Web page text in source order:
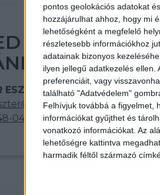
pontos geolokációs adatokat
hozzájárulhat ahhoz, hogy mi
lehetőségként a megfelelő
részletesebb információkhoz
adatainak bizonyos
ilyen jellegű adatkezelés
preferenciáit, vagy
található "Adatvédelem"
Felhívjuk továbbá a figyelmet,
információkat gyűjthet és
vonatkozó információkat. Az
lehetőségre kattintva
harmadik féltől származó
VAN?
ESZTER
0420